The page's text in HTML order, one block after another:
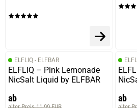
am
Wer es einfach mag und gerne DL
guter Geschmack (Vaporesso ist
Trustedshops.de
Ingolf K.
ELFLIQ - ELFBAR
ELFLIQ – Pink Lemonade
NicSalt Liquid by ELFBAR
ab ab